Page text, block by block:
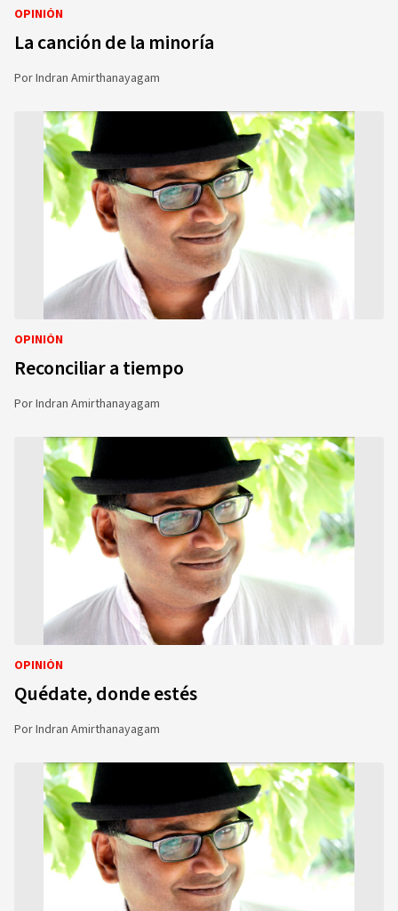
OPINIÓN
La canción de la minoría
PorIndran Amirthanayagam
OPINIÓN
Reconciliar a tiempo
PorIndran Amirthanayagam
OPINIÓN
Quédate, donde estés
PorIndran Amirthanayagam